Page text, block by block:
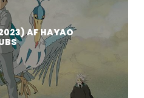
AF HAYAO